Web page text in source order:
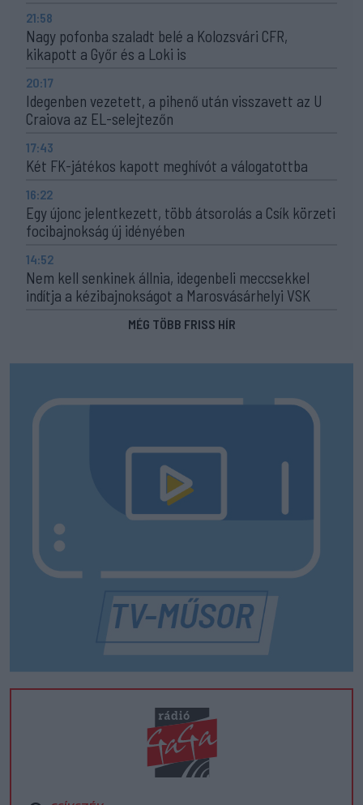
21:58
Nagy pofonba szaladt belé a Kolozsvári CFR,
kikapott a Győr és a Loki is
20:17
Idegenben vezetett, a pihenő után visszavett az U
Craiova az EL-selejtezőn
17:43
Két FK-játékos kapott meghívót a válogatottba
16:22
Egy újonc jelentkezett, több átsorolás a Csík körzeti
focibajnokság új idényében
14:52
Nem kell senkinek állnia, idegenbeli meccsekkel
indítja a kézibajnokságot a Marosvásárhelyi VSK
MÉG TÖBB FRISS HÍR